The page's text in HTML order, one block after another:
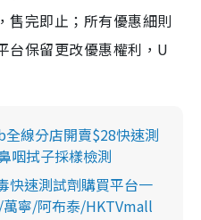
售完即止；所有優惠細則
台保留更改優惠權利，U
全線分店開賣$28快速測
咽拭子採樣檢測
快速測試劑購買平台一
寧/阿布泰/HKTVmall